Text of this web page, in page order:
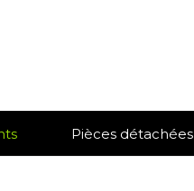
Pièces détachées